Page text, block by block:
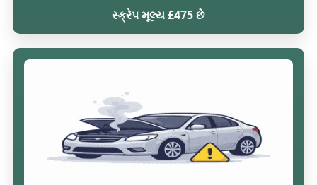
સ્ક્રેપ મૂલ્ય £475 છે